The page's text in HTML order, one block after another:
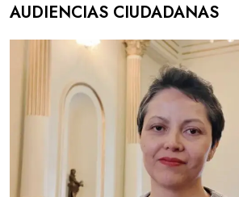
AUDIENCIAS CIUDADANAS